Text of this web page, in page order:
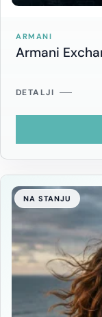
ARMANI
Armani
DETALJI
NA STANJU